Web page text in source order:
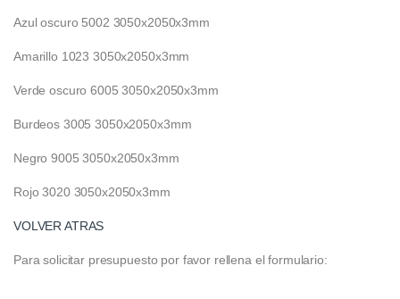
Azul oscuro 5002 3050x2050x3mm
Amarillo 1023 3050x2050x3mm
Verde oscuro 6005 3050x2050x3mm
Burdeos 3005 3050x2050x3mm
Negro 9005 3050x2050x3mm
Rojo 3020 3050x2050x3mm
VOLVER ATRAS
Para solicitar presupuesto por favor rellena el formulario: